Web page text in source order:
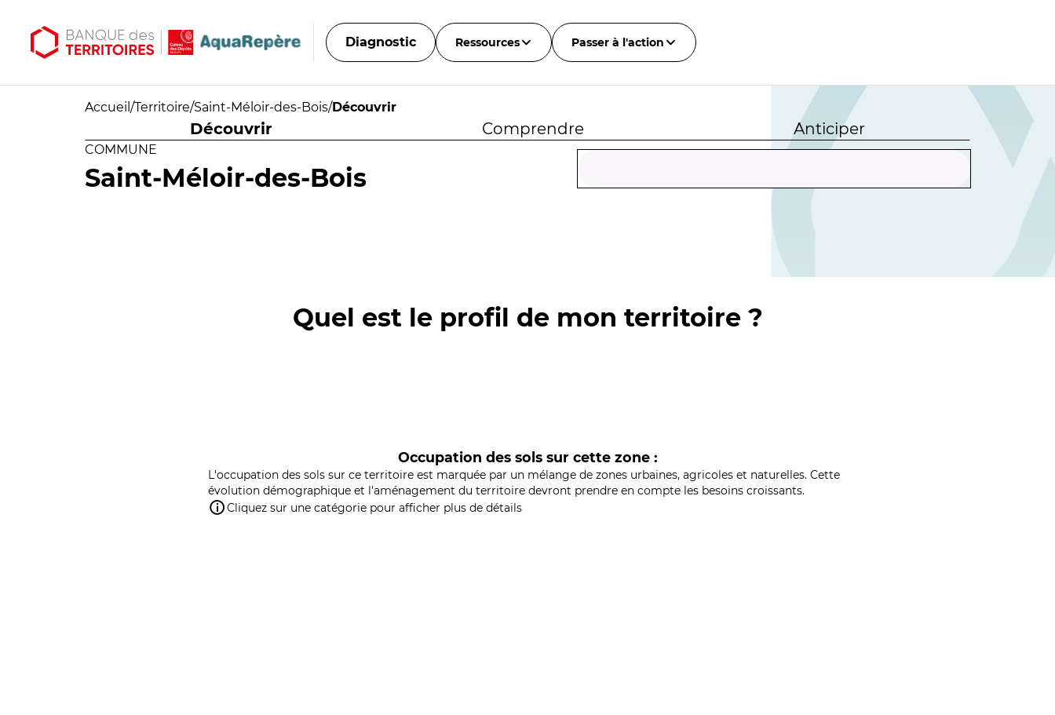
Diagnostic Ressources Passer à l'action
Accueil /Territoire/Saint-Méloir-des-Bois/Découvrir
Découvrir Comprendre Anticiper
COMMUNE
Saint-Méloir-des-Bois
Quel est le profil de mon territoire ?
Occupation des sols sur cette zone :
L'occupation des sols sur ce territoire est marquée par un mélange de zones urbaines, agricoles et naturelles. Cette
évolution démographique et l'aménagement du territoire devront prendre en compte les besoins croissants.
Cliquez sur une catégorie pour afficher plus de détails